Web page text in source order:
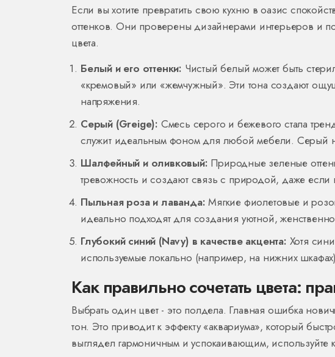
Если вы хотите превратить свою кухню в оазис
оттенков. Они проверены дизайнерами интерьеров и
цвета.
Белый и его оттенки: Чистый белый может быть
«кремовый» или «жемчужный». Эти тона создают
напряжения.
Серый (Greige): Смесь серого и бежевого стала
служит идеальным фоном для любой мебели. Серый не
Шалфейный и оливковый: Природные зеленые
тревожность и создают связь с природой, даже если
Пыльная роза и лаванда: Мягкие фиолетовые и
идеально подходят для создания уютной,
Глубокий синий (Navy) в качестве акцента: Хотя
используемые локально (например, на нижних
Как правильно сочетать цвета:
Выбрать один цвет - это полдела. Главная ошибка
тон. Это приводит к эффекту «аквариума», который
выглядел гармоничным и успокаивающим, используйте